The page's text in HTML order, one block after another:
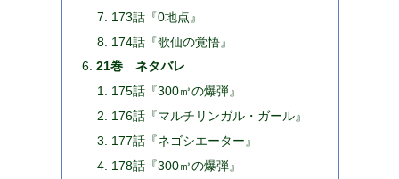
173話『0地点』
174話『歌仙の覚悟』
21巻 ネタバレ
175話『300㎥の爆弾』
176話『マルチリンガル・ガール』
177話『ネゴシエーター』
178話『300㎥の爆弾』